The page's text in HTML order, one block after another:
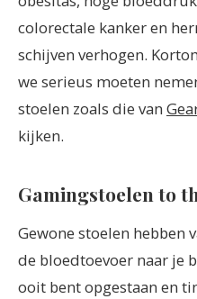
colorectale kanker en
schijven verhogen.
we serieus moeten
stoelen zoals die van
kijken.
Gamingstoelen to
Gewone stoelen hebben
de bloedtoevoer naar je
ooit bent opgestaan ​​en